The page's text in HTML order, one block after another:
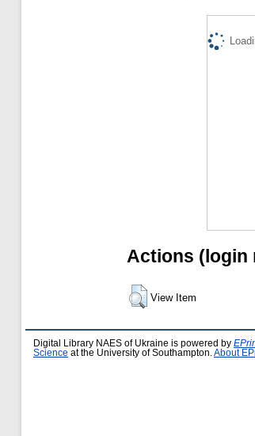
Actions (login
View Item
Digital Library NAES of Ukraine is powered by
Science at the University of Southampton. About